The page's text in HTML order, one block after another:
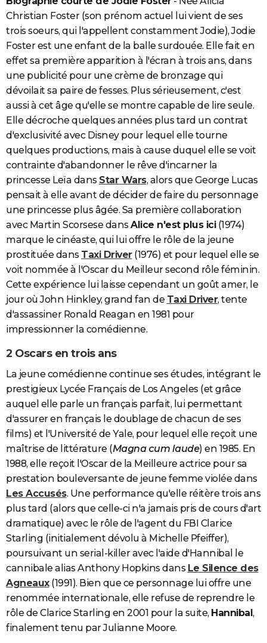
Destinations
City break
Voyage nature
Voyage de noces
Forum
Climat
+
PHOTO
GUIDES D'ACHAT
BONS PLANS
CARTE DE VOEUX
Carte de Noël
Carte Bonne année
Carte Saint-Valentin
Carte Pâques
Carte d'anniversaire
DICTIONNAIRE
Dictionnaire
Biographies
Citations
Expressions
Proverbes
PROGRAMME TV
COPAINS D'AVANT
S'inscrire
Se connecter
Lycées
Collèges
Primaires
Universités
Entreprises
Service militaire
Avis de recherche
AVIS DE DÉCÈS
FORUM
Bricolage
Lifestyle
Culture
Sport
Auto
Television
Voyage
Cinema
Christian Foster (son prénom actuel lui vient de ses
trois soeurs, qui l'appellent constamment Jodie), Jodie
Foster est une enfant de la balle surdouée. Elle fait en
effet sa première apparition à l'écran à trois ans, dans
une publicité pour une crème de bronzage qui
dévoilait sa paire de fesses. Plus sérieusement, c'est
aussi à cet âge qu'elle se montre capable de lire seule.
Elle décroche quelques années plus tard un contrat
d'exclusivité avec Disney pour lequel elle tourne
quelques productions, mais à cause duquel elle se voit
contrainte d'abandonner le rêve d'incarner la
princesse Leïa dans Star Wars, alors que George Lucas
pensait à elle avant de décider de faire du personnage
une princesse plus âgée. Sa première collaboration
avec Martin Scorsese dansAlice n'est plus ici(1974)
marque le cinéaste, qui lui offre le rôle de la jeune
prostituée dans Taxi Driver(1976) et pour lequel elle se
voit nommée à l'Oscar du Meilleur second rôle féminin.
Cette expérience lui laisse cependant un goût amer, le
jour où John Hinkley, grand fan de Taxi Driver, tente
d'assassiner Ronald Reagan en 1981 pour
impressionner la comédienne.
2 Oscars en trois ans
La jeune comédienne continue ses études, intégrant le
prestigieux Lycée Français de Los Angeles (et grâce
auquel elle parle un français parfait, lui permettant
d'assurer en français le doublage de chacun de ses
films) et l'Université de Yale, pour lequel elle reçoit une
maîtrise de littérature (Magna cum laude) en 1985. En
1988, elle reçoit l'Oscar de la Meilleure actrice pour sa
prestation bouleversante de jeune femme violée dans
Les Accusés. Une performance qu'elle réitère trois ans
plus tard (alors que celle-ci n'a jamais pris de cours d'art
dramatique) avec le rôle de l'agent du FBI Clarice
Starling (initialement dévolu à Michelle Pfeiffer),
poursuivant un serial-killer avec l'aide d'Hannibal le
cannibale alias Anthony Hopkins dans Le Silence des
Agneaux(1991). Bien que ce personnage lui offre une
renommée internationale, elle refuse de reprendre le
rôle de Clarice Starling en 2001 pour la suite, Hannibal,
finalement tenu par Julianne Moore.